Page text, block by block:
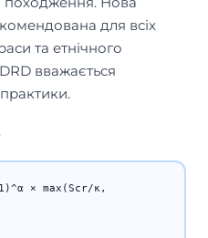
для всіх
та етнічного
вважається
× max(Scr/κ,